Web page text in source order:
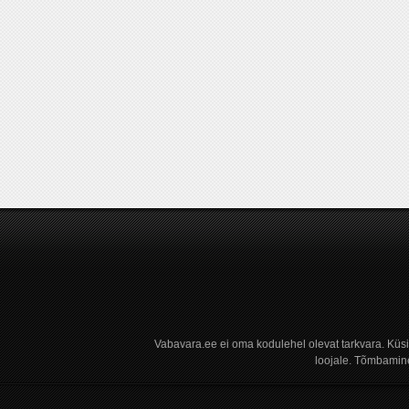
Vabavara.ee ei oma kodulehel olevat tarkvara.
loojale.